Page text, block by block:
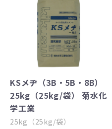
KSメヂ（3B・5B・8B）
25kg（25kg/袋） 菊水化
学工業
25kg（25kg/袋）